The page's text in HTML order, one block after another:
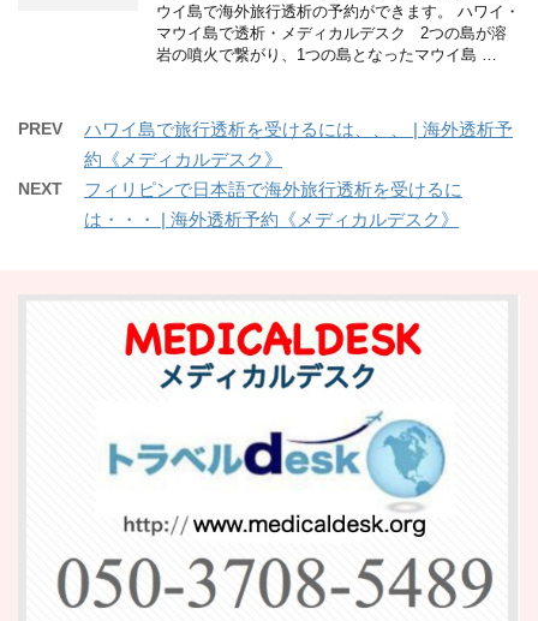
ウイ島で海外旅行透析の予約ができます。 ハワイ・
マウイ島で透析・メディカルデスク 2つの島が溶
岩の噴火で繋がり、1つの島となったマウイ島 …
PREV
ハワイ島で旅行透析を受けるには、、、 | 海外透析予
約《メディカルデスク》
NEXT
フィリピンで日本語で海外旅行透析を受けるに
は・・・ | 海外透析予約《メディカルデスク》